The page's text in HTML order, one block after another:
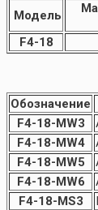
Модель
F4-18
Обозначение
F4-18-MW3
F4-18-MW4
F4-18-MW5
F4-18-MW6
F4-18-MS3